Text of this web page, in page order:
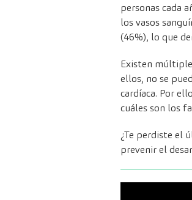
personas cada
los vasos
(46%), lo que
Existen
ellos, no se
cardíaca. Por
cuáles son los
¿Te perdiste el
prevenir el